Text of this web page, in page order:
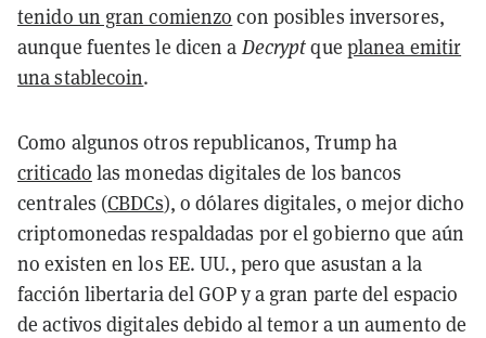
tenido un gran comienzo con posibles inversores,
aunque fuentes le dicen a Decryptque planea emitir
una stablecoin.
Como algunos otros republicanos, Trump ha
criticado las monedas digitales de los bancos
centrales (CBDCs), o dólares digitales, o mejor dicho
criptomonedas respaldadas por el gobierno que aún
no existen en los EE. UU., pero que asustan a la
facción libertaria del GOP y a gran parte del espacio
de activos digitales debido al temor a un aumento de